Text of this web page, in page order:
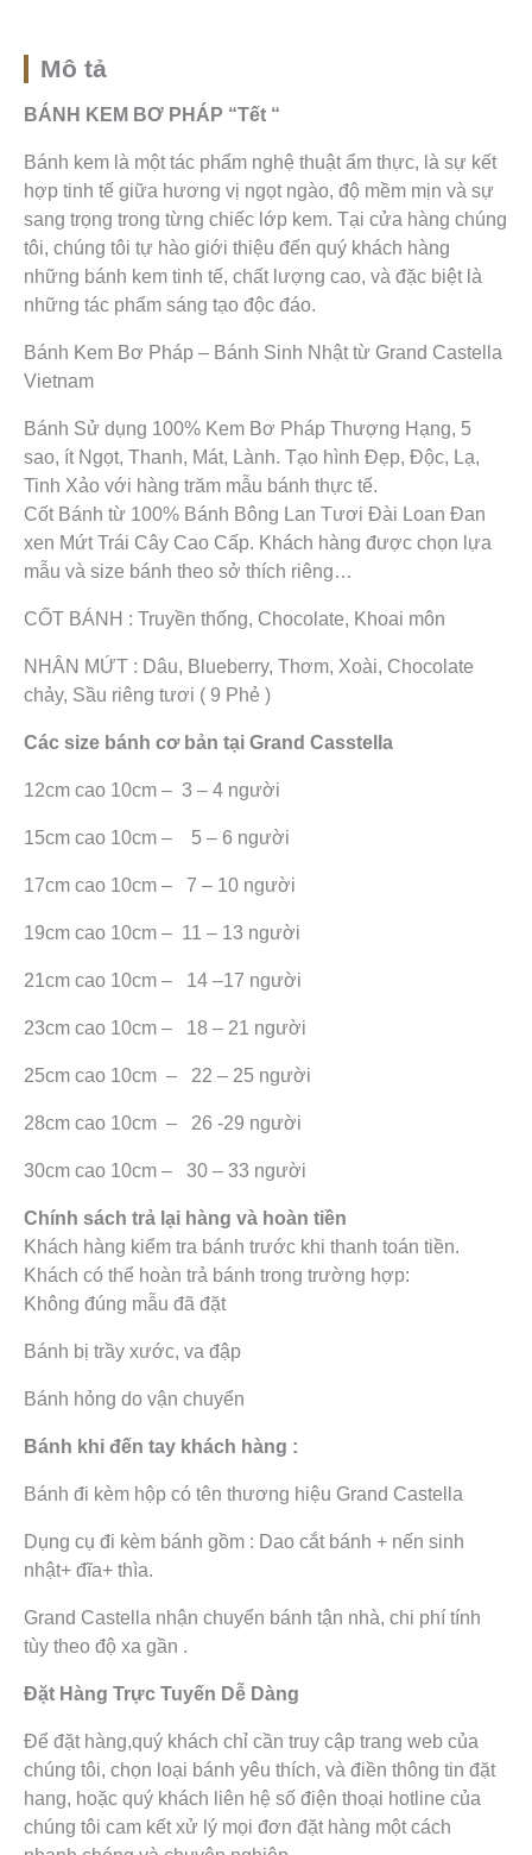
Mô tả
BÁNH KEM BƠ PHÁP “Tết “
Bánh kem là một tác phẩm nghệ thuật ẩm thực, là sự kết
hợp tinh tế giữa hương vị ngọt ngào, độ mềm mịn và sự
sang trọng trong từng chiếc lớp kem. Tại cửa hàng chúng
tôi, chúng tôi tự hào giới thiệu đến quý khách hàng
những bánh kem tinh tế, chất lượng cao, và đặc biệt là
những tác phẩm sáng tạo độc đáo.
Bánh Kem Bơ Pháp – Bánh Sinh Nhật từ Grand Castella
Vietnam
Bánh Sử dụng 100% Kem Bơ Pháp Thượng Hạng, 5
sao, ít Ngọt, Thanh, Mát, Lành. Tạo hình Đẹp, Độc, Lạ,
Tinh Xảo với hàng trăm mẫu bánh thực tế.
Cốt Bánh từ 100% Bánh Bông Lan Tươi Đài Loan Đan
xen Mứt Trái Cây Cao Cấp. Khách hàng được chọn lựa
mẫu và size bánh theo sở thích riêng…
CỐT BÁNH : Truyền thống, Chocolate, Khoai môn
NHÂN MỨT : Dâu, Blueberry, Thơm, Xoài, Chocolate
chảy, Sầu riêng tươi ( 9 Phẻ )
Các size bánh cơ bản tại Grand Casstella
12cm cao 10cm – 3 – 4 người
15cm cao 10cm – 5 – 6 người
17cm cao 10cm – 7 – 10 người
19cm cao 10cm – 11 – 13 người
21cm cao 10cm – 14 –17 người
23cm cao 10cm – 18 – 21 người
25cm cao 10cm – 22 – 25 người
28cm cao 10cm – 26 -29 người
30cm cao 10cm – 30 – 33 người
Chính sách trả lại hàng và hoàn tiền
Khách hàng kiểm tra bánh trước khi thanh toán tiền.
Khách có thể hoàn trả bánh trong trường hợp:
Không đúng mẫu đã đặt
Bánh bị trầy xước, va đập
Bánh hỏng do vận chuyển
Bánh khi đến tay khách hàng :
Bánh đi kèm hộp có tên thương hiệu Grand Castella
Dụng cụ đi kèm bánh gồm : Dao cắt bánh + nến sinh
nhật+ đĩa+ thìa.
Grand Castella nhận chuyển bánh tận nhà, chi phí tính
tùy theo độ xa gần .
Đặt Hàng Trực Tuyến Dễ Dàng
Để đặt hàng,quý khách chỉ cần truy cập trang web của
chúng tôi, chọn loại bánh yêu thích, và điền thông tin đặt
hang, hoặc quý khách liên hệ số điện thoại hotline của
chúng tôi cam kết xử lý mọi đơn đặt hàng một cách